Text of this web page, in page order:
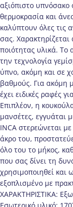
αξιόπιστο
θερμοκρασία και
καλύπτουν όλες τις
σας.
ποιότητας υλικά. Το
την τεχνολογία
ύπνο, ακόμη και σε
βαθμούς. Για ακόμη
έχει ειδικές ραφές
Επιπλέον, η
μανσέτες, εγγυάται
INCA στερεώνεται
άκρο του,
όλο του το μήκος,
που σας δίνει τη
χρησιμοποιηθεί και
εξοπλισμένο με
ΧΑΡΑΚΤΗΡΙΣΤΙΚΑ: